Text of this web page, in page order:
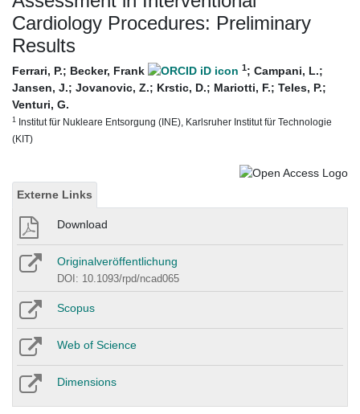
Cardiology Procedures: Preliminary
Results
Ferrari, P.; Becker, Frank 1; Campani, L.;
Jansen, J.; Jovanovic, Z.; Krstic, D.; Mariotti, F.; Teles, P.;
Venturi, G.
1 Institut für Nukleare Entsorgung (INE), Karlsruher Institut für Technologie
(KIT)
Externe Links
Download
Originalveröffentlichung
DOI: 10.1093/rpd/ncad065
Scopus
Web of Science
Dimensions